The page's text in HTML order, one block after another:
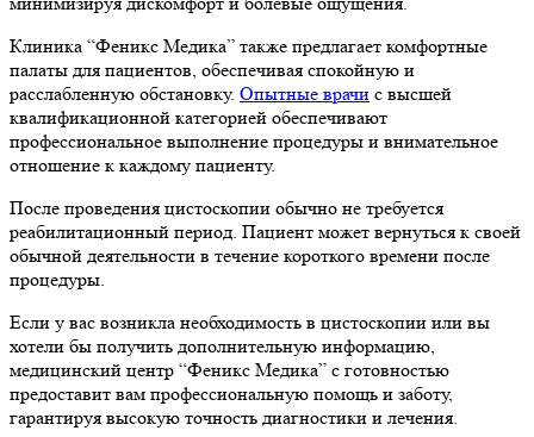
Клиника “Феникс Медика” также предлагает комфортные
палаты для пациентов, обеспечивая спокойную и
расслабленную обстановку. Опытные врачи с высшей
квалификационной категорией обеспечивают
профессиональное выполнение процедуры и внимательное
отношение к каждому пациенту.
После проведения цистоскопии обычно не требуется
реабилитационный период. Пациент может вернуться к своей
обычной деятельности в течение короткого времени после
процедуры.
Если у вас возникла необходимость в цистоскопии или вы
хотели бы получить дополнительную информацию,
медицинский центр “Феникс Медика” с готовностью
предоставит вам профессиональную помощь и заботу,
гарантируя высокую точность диагностики и лечения.